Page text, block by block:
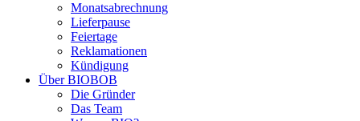
Monatsabrechnung
Lieferpause
Feiertage
Reklamationen
Kündigung
Über BIOBOB
Die Gründer
Das Team